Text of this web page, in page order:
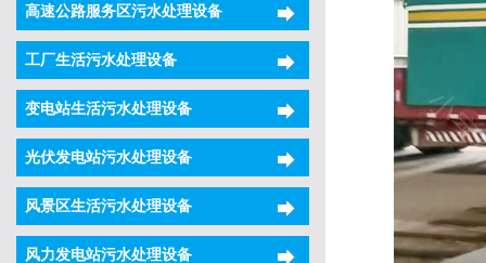
高速公路服务区污水处理设备
工厂生活污水处理设备
变电站生活污水处理设备
光伏发电站污水处理设备
风景区生活污水处理设备
风力发电站污水处理设备